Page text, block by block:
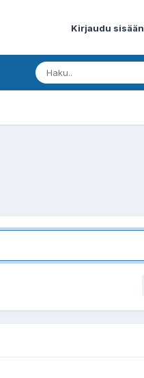
Kirjaudu sisään